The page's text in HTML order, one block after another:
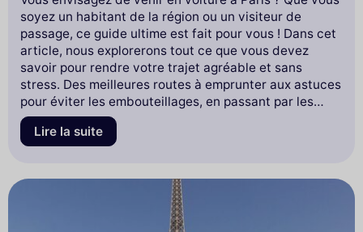
soyez un habitant de la région ou un visiteur de
passage, ce guide ultime est fait pour vous ! Dans cet
article, nous explorerons tout ce que vous devez
savoir pour rendre votre trajet agréable et sans
stress. Des meilleures routes à emprunter aux astuces
pour éviter les embouteillages, en passant par les
options de stationnement et les conseils pour
naviguer dans la ville lumière, nous avons rassemblé
expérience inoubliable. Lisez la suite pour tout
comprendre et profiter pleinement de votre aventure
Lire la suite